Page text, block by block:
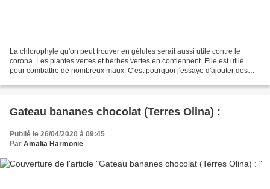
La chlorophyle qu'on peut trouver en gélules serait aussi utile contre le
corona. Les plantes vertes et herbes vertes en contiennent. Elle est utile
pour combattre de nombreux maux. C'est pourquoi j'essaye d'ajouter des
Gateau bananes chocolat (Terres Olina) :
Publié le 26/04/2020 à 09:45
Par Amalia Harmonie